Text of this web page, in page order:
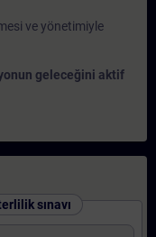
ve yönetimiyle
geleceğini aktif
sınavı